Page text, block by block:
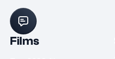
Films